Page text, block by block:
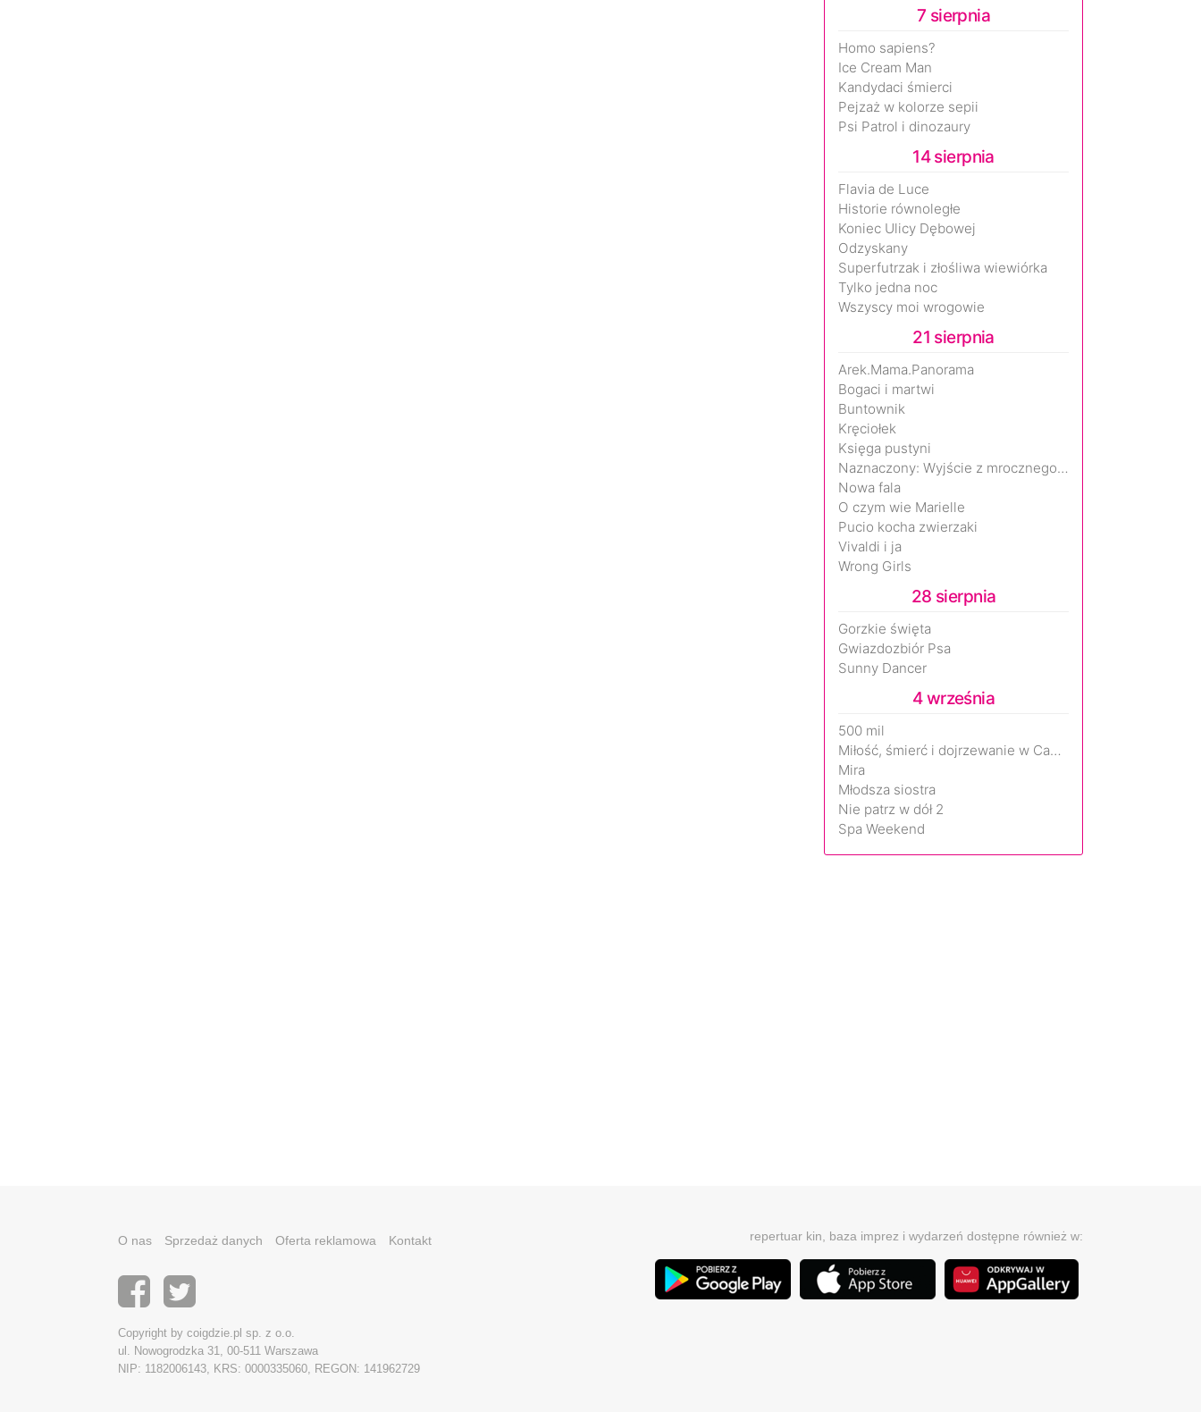
7 sierpnia
Homo sapiens?
Ice Cream Man
Kandydaci śmierci
Pejzaż w kolorze sepii
Psi Patrol i dinozaury
14 sierpnia
Flavia de Luce
Historie równoległe
Koniec Ulicy Dębowej
Odzyskany
Superfutrzak i złośliwa wiewiórka
Tylko jedna noc
Wszyscy moi wrogowie
21 sierpnia
Arek.Mama.Panorama
Bogaci i martwi
Buntownik
Kręciołek
Księga pustyni
Naznaczony: Wyjście z mrocznego wymiaru
Nowa fala
O czym wie Marielle
Pucio kocha zwierzaki
Vivaldi i ja
Wrong Girls
28 sierpnia
Gorzkie święta
Gwiazdozbiór Psa
Sunny Dancer
4 września
500 mil
Miłość, śmierć i dojrzewanie w Camp Miasma
Mira
Młodsza siostra
Nie patrz w dół 2
Spa Weekend
O nas Sprzedaż danych Oferta reklamowa Kontakt
Copyright by coigdzie.pl sp. z o.o.
ul. Nowogrodzka 31, 00-511 Warszawa
NIP: 1182006143, KRS: 0000335060, REGON: 141962729
repertuar kin, baza imprez i wydarzeń dostępne również w: